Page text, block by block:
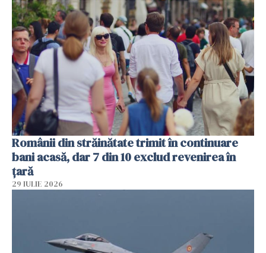
Românii din străinătate trimit în continuare
bani acasă, dar 7 din 10 exclud revenirea în
țară
29 IULIE 2026